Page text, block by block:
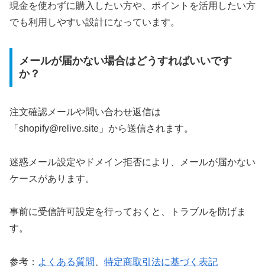
現金を使わずに購入したい方や、ポイントを活用したい方
でも利用しやすい設計になっています。
メールが届かない場合はどうすればいいです
か？
注文確認メールや問い合わせ返信は
「shopify@relive.site」から送信されます。
迷惑メール設定やドメイン拒否により、メールが届かない
ケースがあります。
事前に受信許可設定を行っておくと、トラブルを防げま
す。
参考： よくある質問 特定商取引法に基づく表記